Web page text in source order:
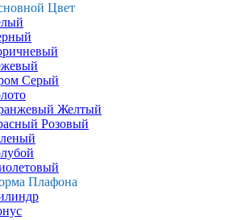
Цвет
Серый
Желтый
Розовый
Плафона